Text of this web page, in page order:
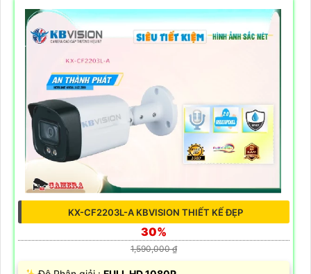
KX-CF2203L-A KBVISION THIẾT KẾ ĐẸP
30%
1,590,000 ₫